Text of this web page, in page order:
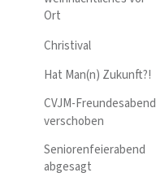
Ort
Christival
Hat Man(n) Zukunft?!
CVJM-Freundesabend
verschoben
Seniorenfeierabend
abgesagt